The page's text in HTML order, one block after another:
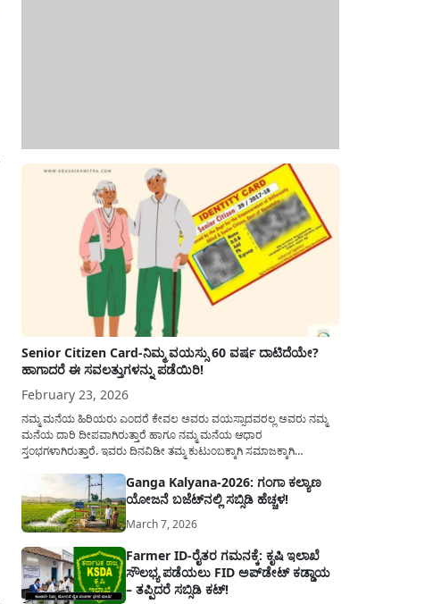
Senior Citizen Card-ನಿಮ್ಮ ವಯಸ್ಸು 60 ವರ್ಷ ದಾಟಿದೆಯೇ?
ಹಾಗಾದರೆ ಈ ಸವಲತ್ತುಗಳನ್ನು ಪಡೆಯಿರಿ!
February 23, 2026
ನಮ್ಮ ಮನೆಯ ಹಿರಿಯರು ಎಂದರೆ ಕೇವಲ ಅವರು ವಯಸ್ಸಾದವರಲ್ಲ ಅವರು ನಮ್ಮ
ಮನೆಯ ದಾರಿ ದೀಪವಾಗಿರುತ್ತಾರೆ ಹಾಗೂ ನಮ್ಮ ಮನೆಯ ಆಧಾರ
ಸ್ತಂಭಗಳಾಗಿರುತ್ತಾರೆ. ಇವರು ದಿನವಿಡೀ ತಮ್ಮ ಕುಟುಂಬಕ್ಕಾಗಿ ಸಮಾಜಕ್ಕಾಗಿ
ನೆಮ್ಮದಿಯಿಂದ ಕಳೆಯಬೇಕೆಂಬುದು ಪ್ರತಿಯೊಬ್ಬರ ಕನಸಾಗಿರುತ್ತದೆ ಆದ್ದರಿಂದ
ಸರ್ಕಾರವು ಹಿರಿಯ ನಾಗರಿಕರ ಗುರುತಿನ ಚೀಟಿ...
Ganga Kalyana-2026: ಗಂಗಾ ಕಲ್ಯಾಣ
ಯೋಜನೆ ಬಜೆಟ್‌ನಲ್ಲಿ ಸಬ್ಸಿಡಿ ಹೆಚ್ಚಳ!
March 7, 2026
Farmer ID-ರೈತರ ಗಮನಕ್ಕೆ: ಕೃಷಿ ಇಲಾಖೆ
ಸೌಲಭ್ಯ ಪಡೆಯಲು FID ಅಪ್‌ಡೇಟ್ ಕಡ್ಡಾಯ
– ತಪ್ಪಿದರೆ ಸಬ್ಸಿಡಿ ಕಟ್!